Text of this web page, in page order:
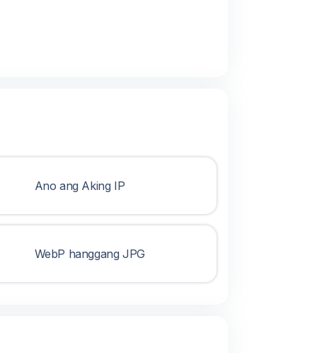
Ano ang Aking IP
WebP hanggang JPG